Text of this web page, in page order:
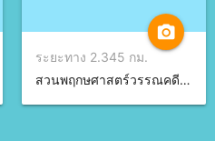
camera_alt
ระยะทาง 2.345 กม.
สวนพฤกษศาสตร์วรรณคดี จ.ร้อยเอ็ด